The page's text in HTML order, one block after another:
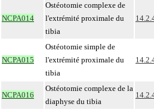
NCPA014
Ostéotomie complexe de
l'extrémité proximale du
tibia
NCPA015
Ostéotomie simple de
l'extrémité proximale du
tibia
NCPA016
Ostéotomie complexe de la
diaphyse du tibia